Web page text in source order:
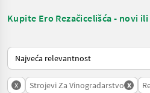
Kupite Ero Rezačicelišća - novi
Način na koji sortira Landwirt.com
x Strojevi Za Vinogradarstvo x